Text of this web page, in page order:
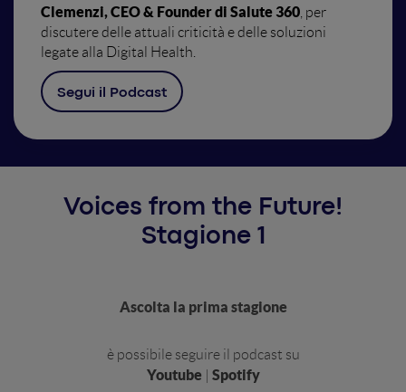
Clemenzi, CEO & Founder di Salute 360 , per
discutere delle attuali criticità e delle soluzioni
legate alla Digital Health.
Segui il Podcast
Voices from the Future!
Stagione 1
Ascolta la prima stagione
è possibile seguire il podcast su
Youtube Spotify